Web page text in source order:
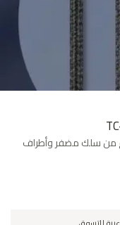
بطول 1.2 متر، مصنوع من سلك مضفر وأطراف